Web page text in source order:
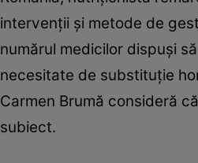
intervenții și metode de
numărul medicilor dispuși
necesitate de substituție
Carmen Brumă consideră
subiect.